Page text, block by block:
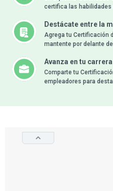
certifica las habilidades
Destácate entre la
Agrega tu Certificación
mantente por delante
Avanza en tu carrera
Comparte tu
empleadores para